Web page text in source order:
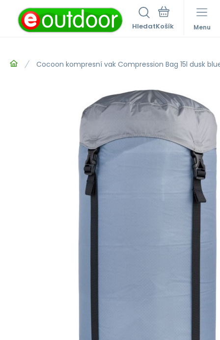
Hledat Menu
Cocoon kompresní vak Compression Bag 15l dusk